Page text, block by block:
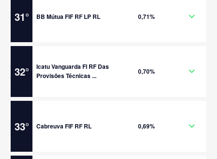
31° BB Mútua FIF RF LP RL 0,71%
32°
Icatu Vanguarda FI RF Das
Provisões Técnicas ...
0,70%
33° Cabreuva FIF RF RL 0,69%